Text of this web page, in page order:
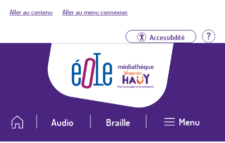
Aller au contenu Aller au menu connexion
Accessibilité
Audio Braille Menu